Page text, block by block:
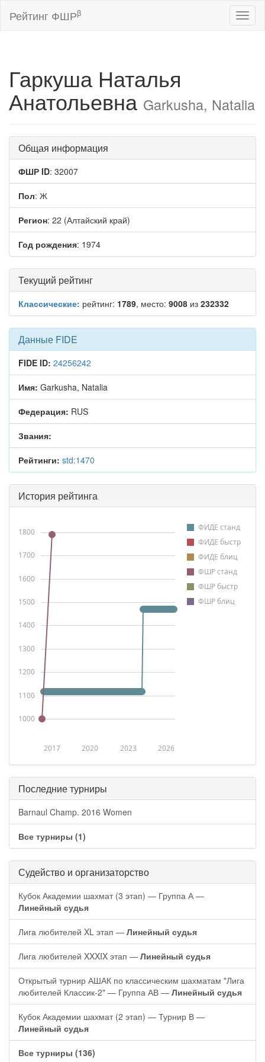
Рейтинг ФШРβ
Гаркуша Наталья
Анатольевна Garkusha, Natalia
Общая информация
ФШР ID: 32007
Пол: Ж
Регион: 22 (Алтайский край)
Год рождения: 1974
Текущий рейтинг
Классические: рейтинг: 1789, место: 9008 из 232332
Данные FIDE
FIDE ID: 24256242
Имя: Garkusha, Natalia
Федерация: RUS
Звания:
Рейтинги: std:1470
История рейтинга
ФИДЕ станд
ФИДЕ быстр
ФИДЕ блиц
ФШР станд
ФШР быстр
ФШР блиц
2017 2020 2023 2026
1000
1100
1200
1300
1400
1500
1600
1700
1800
Последние турниры
Barnaul Champ. 2016 Women
Все турниры (1)
Судейство и организаторство
Кубок Академии шахмат (3 этап) — Группа А —
Линейный судья
Лига любителей XL этап — Линейный судья
Лига любителей XXXIX этап — Линейный судья
Открытый турнир АШАК по классическим шахматам "Лига
любителей Классик-2" — Группа АВ — Линейный судья
Кубок Академии шахмат (2 этап) — Турнир В —
Линейный судья
Все турниры (136)